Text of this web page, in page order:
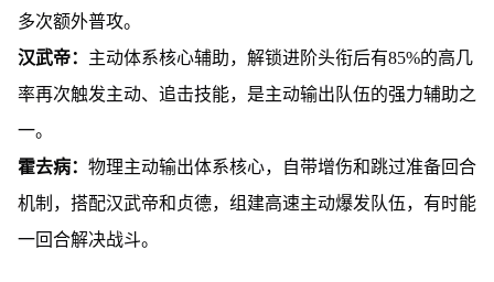
多次额外普攻。
汉武帝： 主动体系核心辅助，解锁进阶头衔后有85%的高几
率再次触发主动、追击技能，是主动输出队伍的强力辅助之
一。
霍去病： 物理主动输出体系核心，自带增伤和跳过准备回合
机制，搭配汉武帝和贞德，组建高速主动爆发队伍，有时能
一回合解决战斗。